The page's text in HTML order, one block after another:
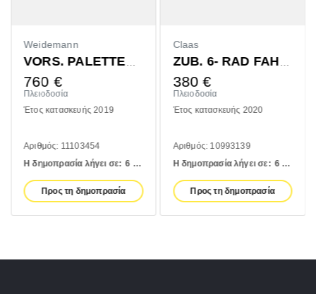
Weidemann
VORS. PALETTENGABEL 1200MM
760 €
Πλειοδοσία
Έτος κατασκευής 2019
Αριθμός: 11103454
Η δημοπρασία λήγει σε: 6 days
Προς τη δημοπρασία
Claas
ZUB. 6- RAD FAHRWERK
380 €
Πλειοδοσία
Έτος κατασκευής 2020
Αριθμός: 10993139
Η δημοπρασία λήγει σε: 6 days
Προς τη δημοπρασία